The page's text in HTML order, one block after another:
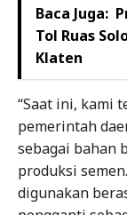
Baca Juga:
Tol Ruas
Klaten
“Saat ini, kami
pemerintah
sebagai bahan
produksi
digunakan